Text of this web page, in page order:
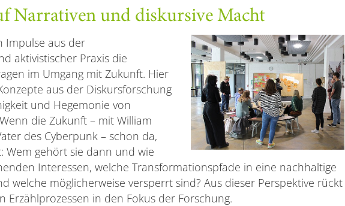
Narrativen und diskursive Macht
Impulse aus der
aktivistischer Praxis die
im Umgang mit Zukunft. Hier
aus der Diskursforschung
und Hegemonie von
die Zukunft – mit William
des Cyberpunk – schon da,
Wem gehört sie dann und wie
Interessen, welche Transformationspfade in eine nachhaltige
welche möglicherweise versperrt sind? Aus dieser Perspektive rückt
Erzählprozessen in den Fokus der Forschung.